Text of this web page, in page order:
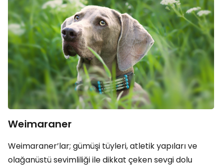
Weimaraner
Weimaraner’lar; gümüşi tüyleri, atletik yapıları ve
olağanüstü sevimliliği ile dikkat çeken sevgi dolu